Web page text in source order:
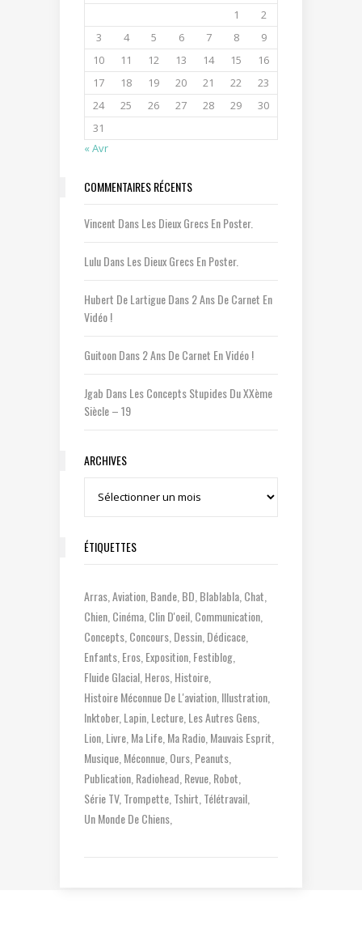
1
2
3
4 5 6 7 8
9
10
11 12 13 14 15
16
17
18 19 20 21 22
23
24
25 26 27 28 29
30
31
« Avr
COMMENTAIRES RÉCENTS
Vincent DansLes Dieux Grecs En Poster.
LuluDansLes Dieux Grecs En Poster.
Hubert De LartigueDans2 Ans De Carnet En
Vidéo !
GuitoonDans2 Ans De Carnet En Vidéo !
Jgab DansLes Concepts Stupides Du XXème
Siècle – 19
ARCHIVES
Archives
ÉTIQUETTES
Arras Aviation Bande BD Blablabla Chat
Chien Cinéma Clin D'oeil Communication
Concepts Concours Dessin Dédicace
Enfants Eros Exposition Festiblog
Fluide Glacial Heros Histoire
Histoire Méconnue De L'aviation Illustration
Inktober Lapin Lecture Les Autres Gens
Lion Livre Ma Life Ma Radio Mauvais Esprit
Musique Méconnue Ours Peanuts
Publication Radiohead Revue Robot
Série TV Trompette Tshirt Télétravail
Un Monde De Chiens